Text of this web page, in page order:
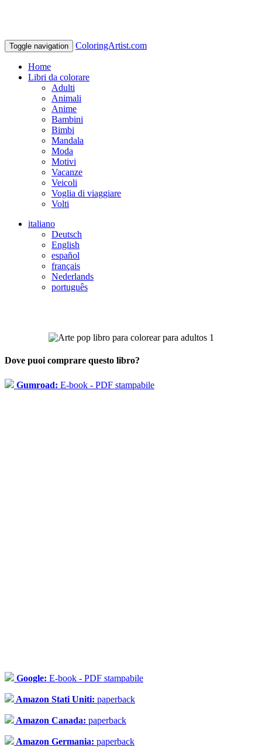
Toggle navigation ColoringArtist.com
Home
Libri da colorare
Adulti
Animali
Anime
Bambini
Bimbi
Mandala
Moda
Motivi
Vacanze
Veicoli
Voglia di viaggiare
Volti
italiano
Deutsch
English
español
français
Nederlands
português
Dove puoi comprare questo libro?
Gumroad: E-book - PDF stampabile
Google: E-book - PDF stampabile
Amazon Stati Uniti: paperback
Amazon Canada: paperback
Amazon Germania: paperback